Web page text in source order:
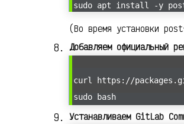
sudo apt install -y
(Во время установки
Добавляем официальный
curl https://
sudo bash
Устанавливаем GitLab